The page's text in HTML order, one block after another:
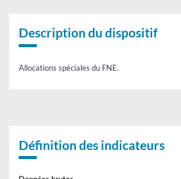
Description du dispositif
Allocations spéciales du FNE.
Définition des indicateurs